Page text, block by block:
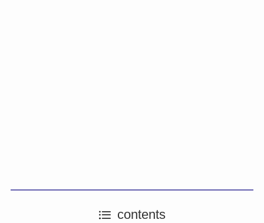
contents